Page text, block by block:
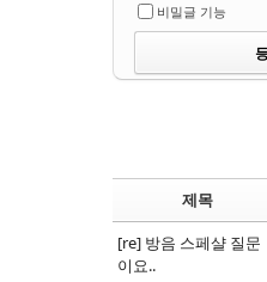
비밀글 기능
제목
[re] 방음 스페샬 질문
이요..